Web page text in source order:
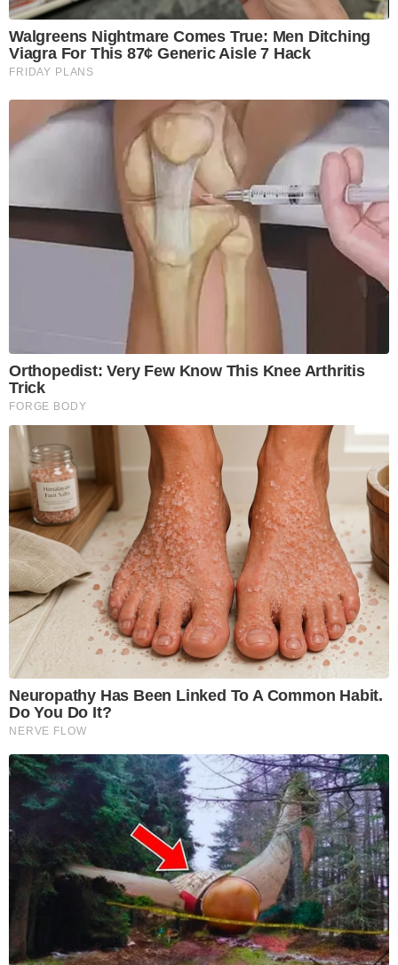
Walgreens Nightmare Comes True: Men Ditching
Viagra For This 87¢ Generic Aisle 7 Hack
FRIDAY PLANS
Orthopedist: Very Few Know This Knee Arthritis
Trick
FORGE BODY
Neuropathy Has Been Linked To A Common Habit.
Do You Do It?
NERVE FLOW